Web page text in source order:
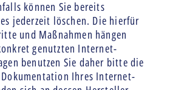
können Sie bereits
jederzeit löschen. Die hierfür
und Maßnahmen hängen
genutzten Internet-
benutzen Sie daher bitte die
Ihres Internet-